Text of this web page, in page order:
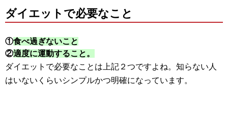
ダイエットで必要なこと
①食べ過ぎないこと
②適度に運動すること。
ダイエットで必要なことは上記２つですよね。知らない人
はいないくらいシンプルかつ明確になっています。